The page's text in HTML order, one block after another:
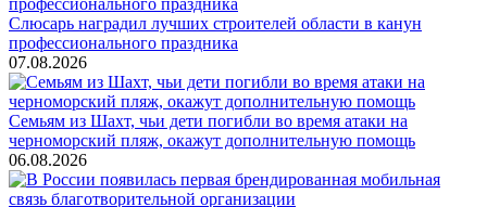
Слюсарь наградил лучших строителей области в канун
профессионального праздника
07.08.2026
Семьям из Шахт, чьи дети погибли во время атаки на
черноморский пляж, окажут дополнительную помощь
06.08.2026